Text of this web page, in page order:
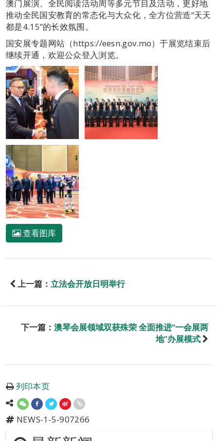
澳门展演、全民阅读活动周等多元节目及活动，更好地
推动全民国安教育的常态化与大众化，全方位营造“天天
都是4.15”的长效氛围。
国安展专题网站（https://eesn.gov.mo）于展览结束后
继续开通，欢迎公众登入浏览。
查看图库
上一篇： 立法会开放日明举行
下一篇： 澳琴会展领域双获殊荣 全面推进“一会展两
地”办展模式
列印本页
NEWS-1-5-907266